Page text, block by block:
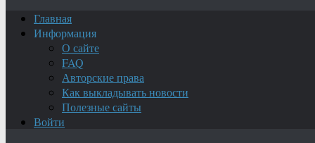
Главная
Информация
О сайте
FAQ
Авторские права
Как выкладывать новости
Полезные сайты
Войти